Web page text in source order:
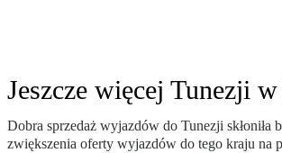
Jeszcze więcej Tunezji
Dobra sprzedaż wyjazdów do Tunezji skłoniła
zwiększenia oferty wyjazdów do tego kraju na